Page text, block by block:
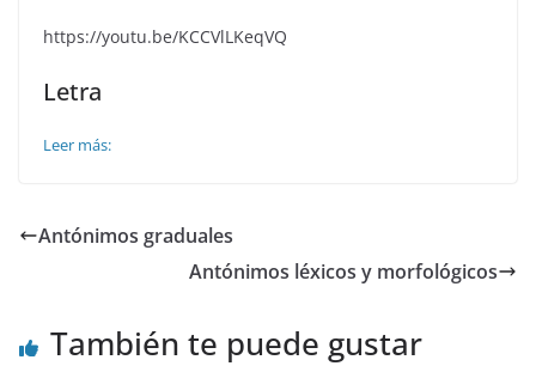
https://youtu.be/KCCVlLKeqVQ
Letra
Leer más:
Antónimos graduales
Antónimos léxicos y morfológicos
También te puede gustar